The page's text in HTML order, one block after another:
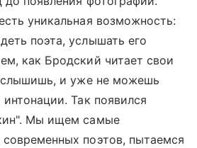
уникальная возможность:
поэта, услышать его
как Бродский читает свои
и уже не можешь
интонации. Так появился
Мы ищем самые
современных поэтов, пытаемся